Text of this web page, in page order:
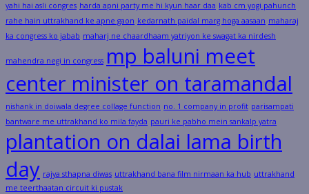
yahi hai asli congres harda apni party me hi kyun haar daa kab cm yogi pahunch
rahe hain uttrakhand ke apne gaon kedarnath paidal marg hoga aasaan maharaj
ka congress ko jabab maharj ne chaardhaam yatriyon ke swagat ka nirdesh
mahendra negi in congress mp baluni meet
center minister on taramandal
nishank in doiwala degree collage function no. 1 company in profit parisampati
bantware me uttrakhand ko mila fayda pauri ke pabho mein sankalp yatra
plantation on dalai lama birth
day rajya sthapna diwas uttrakhand bana film nirmaan ka hub uttrakhand
me teerthaatan circuit ki pustak